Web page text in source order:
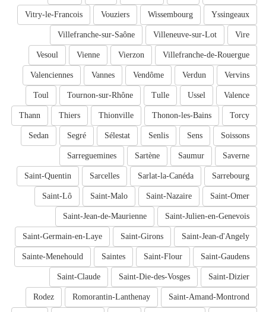
Yssingeaux
Wissembourg
Vouziers
Vitry-le-Francois
Vire
Villeneuve-sur-Lot
Villefranche-sur-Saône
Villefranche-de-Rouergue
Vierzon
Vienne
Vesoul
Vervins
Verdun
Vendôme
Vannes
Valenciennes
Valence
Ussel
Tulle
Tournon-sur-Rhône
Toul
Torcy
Thonon-les-Bains
Thionville
Thiers
Thann
Soissons
Sens
Senlis
Sélestat
Segré
Sedan
Saverne
Saumur
Sartène
Sarreguemines
Sarrebourg
Sarlat-la-Canéda
Sarcelles
Saint-Quentin
Saint-Omer
Saint-Nazaire
Saint-Malo
Saint-Lô
Saint-Julien-en-Genevois
Saint-Jean-de-Maurienne
Saint-Jean-d'Angely
Saint-Girons
Saint-Germain-en-Laye
Saint-Gaudens
Saint-Flour
Saintes
Sainte-Menehould
Saint-Dizier
Saint-Die-des-Vosges
Saint-Claude
Saint-Amand-Montrond
Romorantin-Lanthenay
Rodez